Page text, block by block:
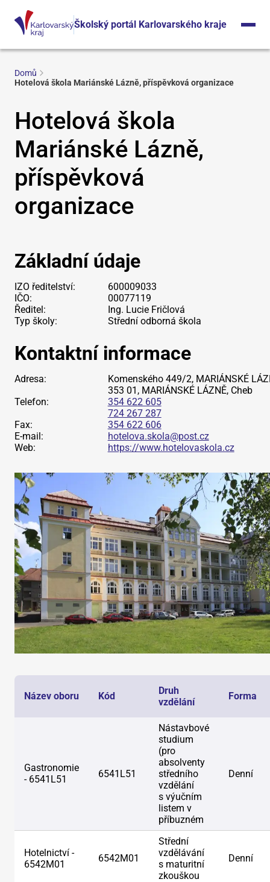
Školský portál Karlovarského kraje
Domů
Hotelová škola Mariánské Lázně, příspěvková organizace
Hotelová škola
Mariánské Lázně,
příspěvková
organizace
Základní údaje
IZO ředitelství:
600009033
IČO:
00077119
Ředitel:
Ing. Lucie Fričlová
Typ školy:
Střední odborná škola
Kontaktní informace
Adresa:
Komenského 449/2, MARIÁNSKÉ
353 01, MARIÁNSKÉ LÁZNĚ, Cheb
Telefon:
354 622 605
724 267 287
Fax:
354 622 606
E-mail:
hotelova.skola@post.cz
Web:
https://www.hotelovaskola.cz
Název oboru Kód
Druh
vzdělání
Forma
Gastronomie
- 6541L51
6541L51
Nástavbové
studium
(pro
absolventy
středního
vzdělání
s výučním
listem v
příbuzném
Denní
Hotelnictví -
6542M01
6542M01
Střední
vzdělávání
s maturitní
zkouškou
Denní